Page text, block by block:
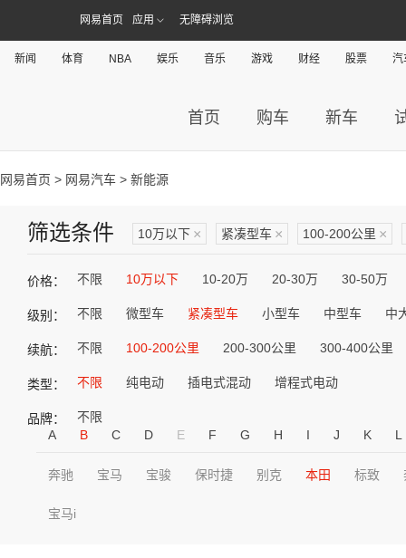
网易首页 应用 无障碍浏览
新闻 体育 NBA 娱乐 音乐 游戏 财经 股票 汽
首页 购车 新车
网易首页 > 网易汽车 > 新能源
筛选条件 10万以下 × 紧凑型车 × 100-200公里 ×
价格： 不限 10万以下 10-20万 20-30万 30-50万
级别： 不限 微型车 紧凑型车 小型车 中型车 中
续航： 不限 100-200公里 200-300公里 300-400公里
类型： 不限 纯电动 插电式混动 增程式电动
品牌：
不限
A
B C D E F G H I J K L
奔驰 宝马 宝骏 保时捷 别克 本田 标致
宝马i